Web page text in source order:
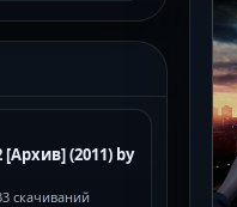
(2011) by
скачиваний